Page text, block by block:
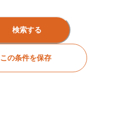
検索する
この条件を保存